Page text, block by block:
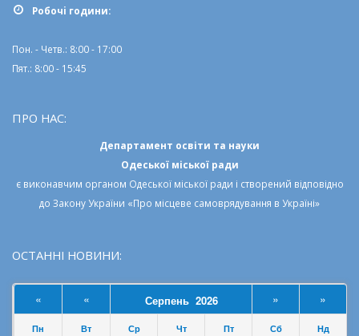
Робочi години:
Пон. - Четв.: 8:00 - 17:00
Пят.: 8:00 - 15:45
ПРО НАС:
Департамент освіти та науки
Одеської міської ради
є виконавчим органом Одеської міської ради і створений відповідно
до Закону України «Про місцеве самоврядування в Україні»
ОСТАННІ НОВИНИ:
« « Серпень 2026 » »
Пн Вт Ср Чт Пт Сб Нд